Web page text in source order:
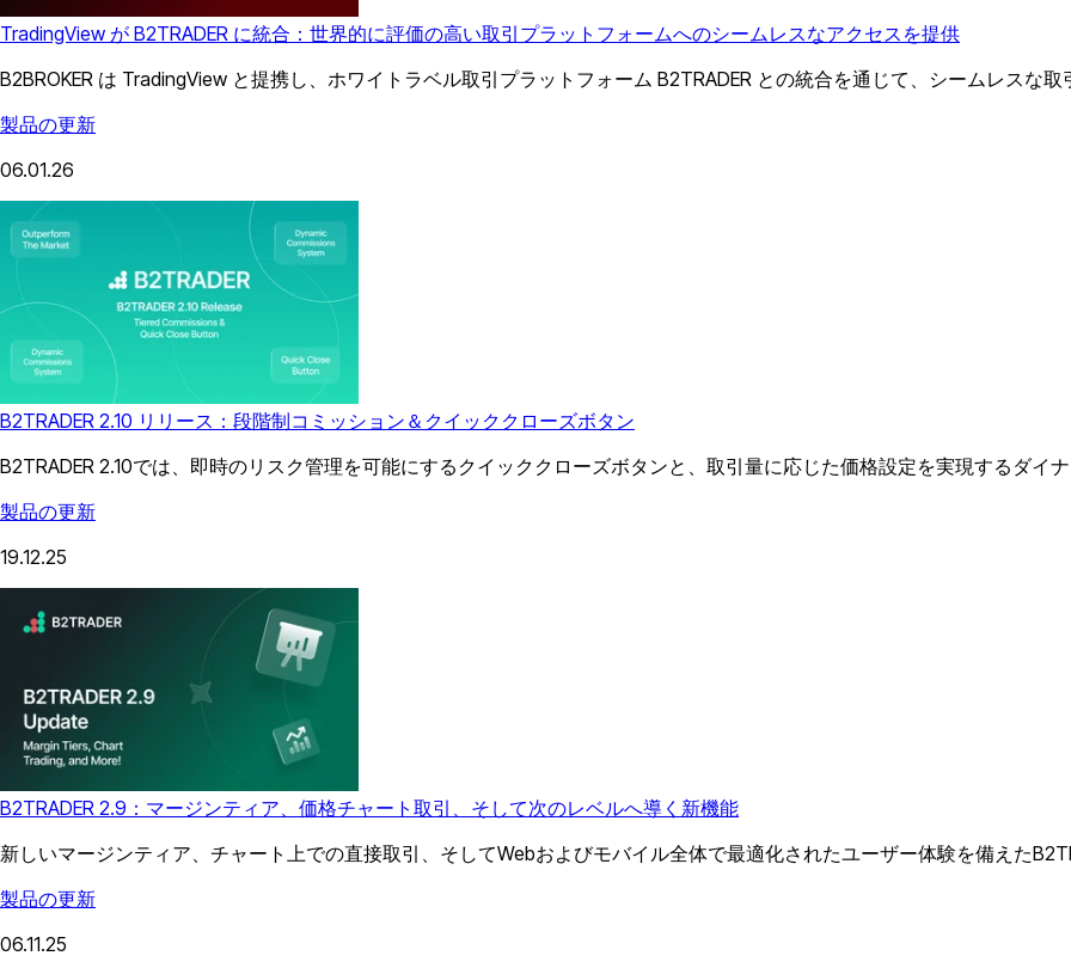
TradingView が B2TRADER に統合：世界的に評価の高い取引プラットフォームへのシームレスなアクセスを提供
B2BROKER は TradingView と提携し、ホワイトラベル取引プラットフォーム B2TRADER との統合を通じて、シームレスな取
製品の更新
06.01.26
B2TRADER 2.10 リリース：段階制コミッション＆クイッククローズボタン
B2TRADER 2.10では、即時のリスク管理を可能にするクイッククローズボタンと、取引量に応じた価格設定を実現するダイ
製品の更新
19.12.25
B2TRADER 2.9：マージンティア、価格チャート取引、そして次のレベルへ導く新機能
新しいマージンティア、チャート上での直接取引、そしてWebおよびモバイル全体で最適化されたユーザー体験を備えた
製品の更新
06.11.25